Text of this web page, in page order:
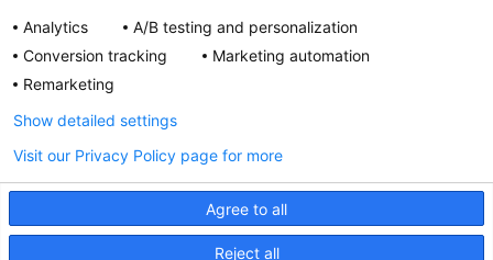
dopuszczenie do obrotu nr R/6725 wydane przez MZ. Lek
wydawany bez recepty. ChPL: 2025.02.05
*To jest lek. Dla bezpieczeństwa stosuj go zgodnie
z ulotką dołączoną do opakowania. Nie przekraczaj
maksymalnej dawki leku.
W przypadku wątpliwości skonsultuj się z lekarzem lub
Analytics
A/B testing and personalization
Conversion tracking
Marketing automation
Remarketing
Agree to all
Reject all
Show detailed settings
Visit our Privacy Policy page for more